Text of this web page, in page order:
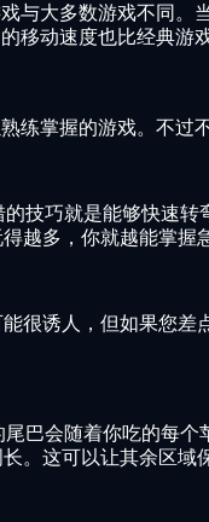
与大多数游戏不同。
移动速度也比经典游
练掌握的游戏。不过
技巧就是能够快速
越多，你就越能掌握
很诱人，但如果您差
尾巴会随着你吃的每
。这可以让其余区域